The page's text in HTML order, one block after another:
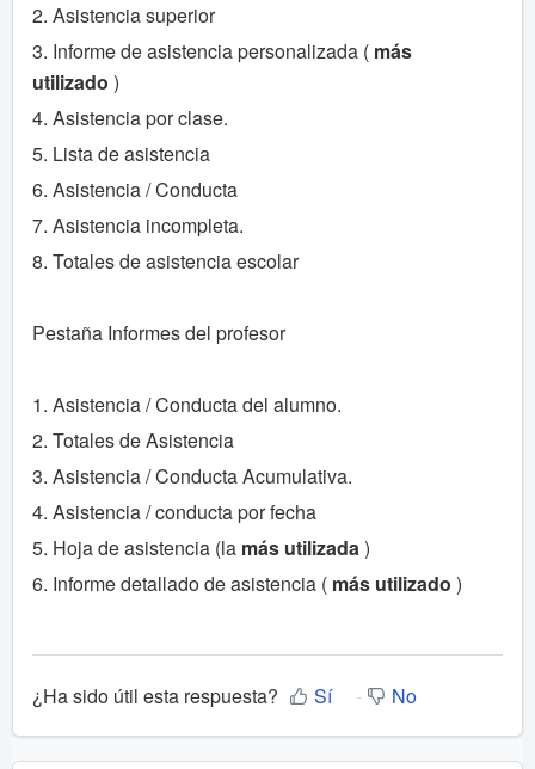
2. Asistencia superior
3. Informe de asistencia personalizada ( más
utilizado )
4. Asistencia por clase.
5. Lista de asistencia
6. Asistencia / Conducta
7. Asistencia incompleta.
8. Totales de asistencia escolar
Pestaña Informes del profesor
1. Asistencia / Conducta del alumno.
2. Totales de Asistencia
3. Asistencia / Conducta Acumulativa.
4. Asistencia / conducta por fecha
5. Hoja de asistencia (la más utilizada)
6. Informe detallado de asistencia ( más utilizado )
¿Ha sido útil esta respuesta? Sí No